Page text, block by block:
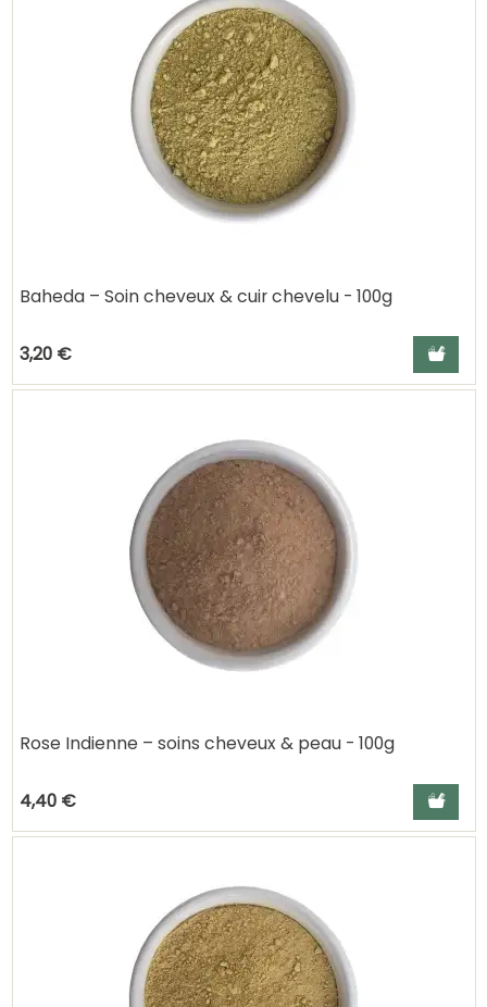
Baheda – Soin cheveux & cuir chevelu - 100g
3,20 € Ajouter
Rose Indienne – soins cheveux & peau - 100g
4,40 € Ajouter